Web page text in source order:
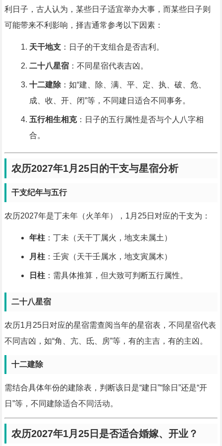
利日子，古人认为，某些日子适宜举办大事，而某些日子则
可能带来不利影响，择吉通常参考以下因素：
天干地支：日子的干支组合是否吉利。
二十八星宿：不同星宿代表吉凶。
十二建除：如“建、除、满、平、定、执、破、危、
成、收、开、闭”等，不同建日适合不同事务。
五行相生相克：日子的五行属性是否与个人八字相
合。
农历2027年1月25日的干支与星宿分析
干支纪年与五行
农历2027年是丁未年（火羊年），1月25日对应的干支为：
年柱：丁未（天干丁属火，地支未属土）
月柱：壬寅（天干壬属水，地支寅属木）
日柱：需具体推算，但大致可判断五行属性。
二十八星宿
农历1月25日对应的星宿需查阅当年的星宿表，不同星宿代表
不同吉凶，如“角、亢、氐、房”等，有的主吉，有的主凶。
十二建除
需结合具体年份的建除表，判断该日是“建日”“除日”还是“开
日”等，不同建除适合不同活动。
农历2027年1月25日是否适合婚嫁、开业？